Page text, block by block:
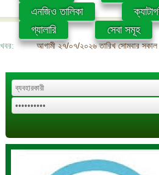
এনজিও তালিকা
গ্যালারি
সেবা সমূহ
খবর: আগামী ২৭/০৭/২০২৬ তারিখ সোমবার সকাল